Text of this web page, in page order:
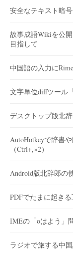
安全なテキスト暗
故事成語Wikiを公
目指して
中国語の入力に
文字単位diffツール「
デスクトップ版北辞
AutoHotkeyで辞書
（Ctrl+,×2）
Android版北辞郎の
PDFでたまに起き
IMEの「oはよう」
ラジオで旅する中